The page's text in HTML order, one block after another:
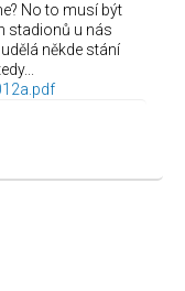
No to musí být
stadionů u nás
někde stání